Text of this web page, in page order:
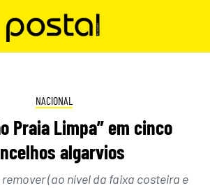
NACIONAL
Praia Limpa” em cinco
algarvios
(ao nível da faixa costeira e